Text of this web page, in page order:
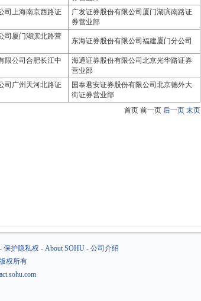
司上海南京西路证
广发证券股份有限公司厦门湖滨南路证
券营业部
司厦门湖滨北路营
东海证券股份有限公司福建厦门分公司
限公司合肥长江中
海通证券股份有限公司北京光华路证券
营业部
司广州天河北路证
国泰君安证券股份有限公司北京德外大
街证券营业部
首页 前一页 后一页 末页
保护隐私权 - About SOHU- 公司介绍
权所有